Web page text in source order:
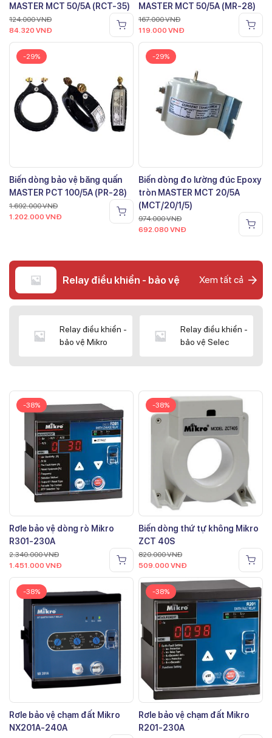
MASTER MCT 50/5A (RCT-35)
124.000VNĐ
84.320 VNĐ
MASTER MCT 50/5A (MR-28)
167.000VNĐ
119.000 VNĐ
-29%
Biến dòng bảo vệ băng quấn
MASTER PCT 100/5A (PR-28)
1.692.000VNĐ
1.202.000 VNĐ
-29%
Biến dòng đo lường đúc Epoxy
tròn MASTER MCT 20/5A
(MCT/20/1/5)
974.000VNĐ
692.080 VNĐ
Relay điều khiển - bảo vệ Xem tất cả
Relay điều khiển -
bảo vệ Mikro
Relay điều khiển -
bảo vệ Selec
-38%
Rơle bảo vệ dòng rò Mikro
R301-230A
2.340.000VNĐ
1.451.000 VNĐ
-38%
Biến dòng thứ tự không Mikro
ZCT 40S
820.000VNĐ
509.000 VNĐ
-38%
Rơle bảo vệ chạm đất Mikro
NX201A-240A
-38%
Rơle bảo vệ chạm đất Mikro
R201-230A